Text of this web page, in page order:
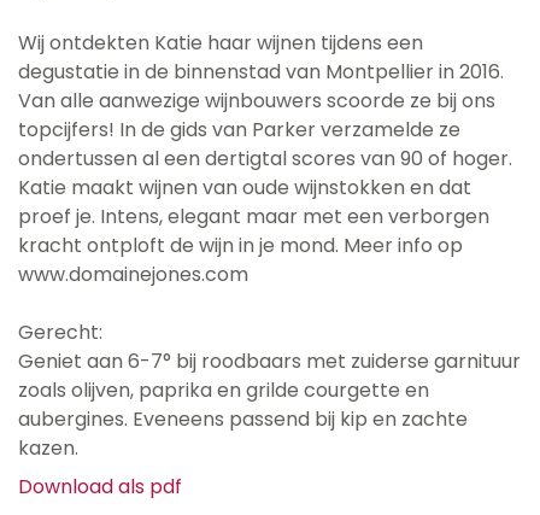
Wij ontdekten Katie haar wijnen tijdens een
degustatie in de binnenstad van Montpellier in 2016.
Van alle aanwezige wijnbouwers scoorde ze bij ons
topcijfers! In de gids van Parker verzamelde ze
ondertussen al een dertigtal scores van 90 of hoger.
Katie maakt wijnen van oude wijnstokken en dat
proef je. Intens, elegant maar met een verborgen
kracht ontploft de wijn in je mond. Meer info op
www.domainejones.com
Gerecht:
Geniet aan 6-7° bij roodbaars met zuiderse garnituur
zoals olijven, paprika en grilde courgette en
aubergines. Eveneens passend bij kip en zachte
kazen.
Download als pdf